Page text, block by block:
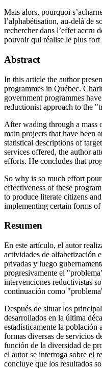
Mais alors, pourquoi
l’alphabétisation, au-delà de
rechercher dans l’effet accru
pouvoir qui réalise le plus fort
Abstract
In this article the author
programmes in Québec.
government programmes
reductionist approach to the
After wading through a mass
main projects that have been
statistical descriptions of
services offered, the author
efforts. He concludes that
So why is so much effort
effectiveness of these
to produce literate citizens
implementing certain forms
Resumen
En este artículo, el autor
actividades de alfabetización
privadas y luego
progresivamente el
intervenciones reductivistas
continuación como
Después de situar los
desarrollados en la última
estadísticamente la población
formas diversas de servicios
función de la diversidad de
el autor se interroga sobre el
concluye que los resultados